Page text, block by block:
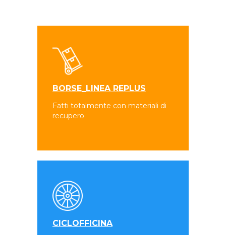
BORSE_LINEA REPLUS
Fatti totalmente con materiali di
recupero
CICLOFFICINA